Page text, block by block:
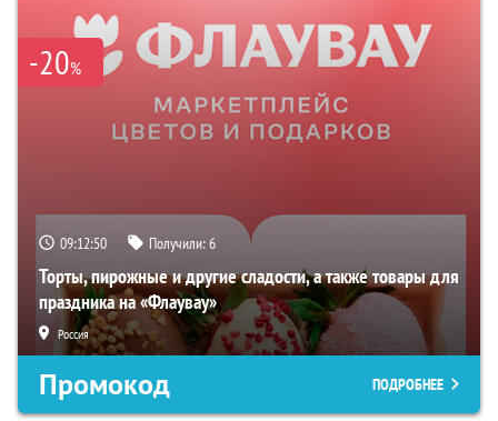
-20%
09:12:49 Получили:6
Торты, пирожные и другие сладости, а также товары для
праздника на «Флаувау»
Россия
Промокод ПОДРОБНЕЕ